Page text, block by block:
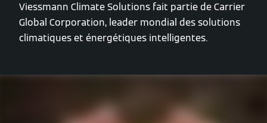
Viessmann Climate Solutions fait partie de Carrier
Global Corporation, leader mondial des solutions
climatiques et énergétiques intelligentes.